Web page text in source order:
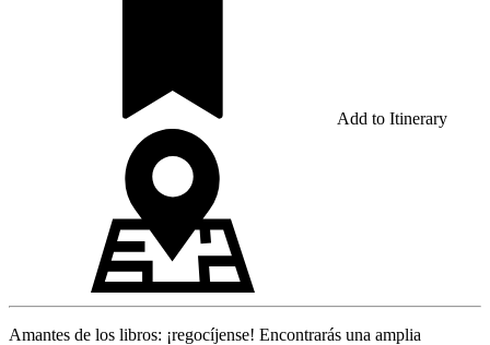
Add to Itinerary
Amantes de los libros: ¡regocíjense! Encontrarás una amplia